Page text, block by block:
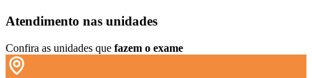
Atendimento nas unidades
Confira as unidades que fazem o exame